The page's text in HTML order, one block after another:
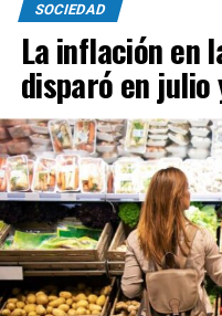
SOCIEDAD
La inflación en
disparó en